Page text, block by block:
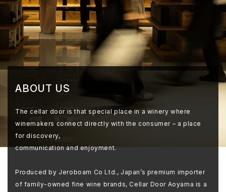
ABOUT US
The cellar door is that special place in a winery where
winemakers connect directly with the consumer – a place
for discovery,
communication and enjoyment.
Produced by Jeroboam Co Ltd., Japan’s premium importer
of family-owned fine wine brands, Cellar Door Aoyama is a